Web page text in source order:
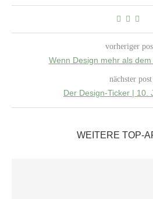
vorheriger
Wenn Design mehr als
nächster post
Der Design-Ticker | 10.
WEITERE TOP-